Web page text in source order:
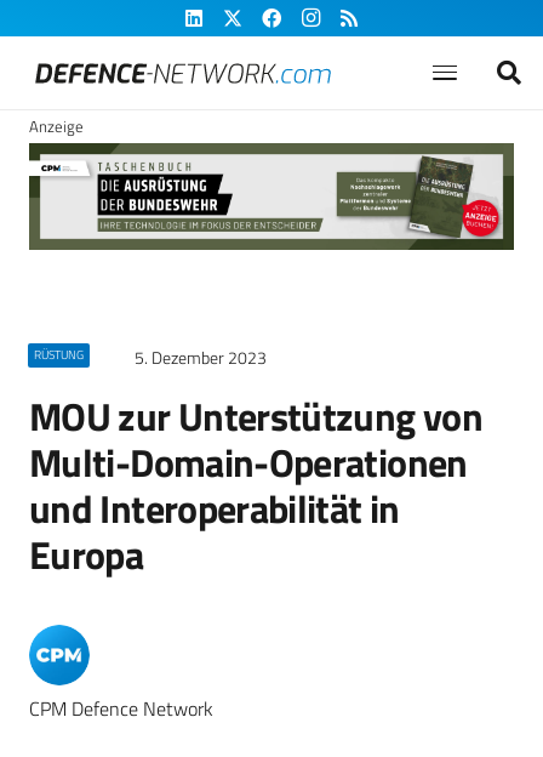
Anzeige
RÜSTUNG 5. Dezember 2023
MOU zur Unterstützung von
Multi-Domain-Operationen
und Interoperabilität in
Europa
CPM Defence Network